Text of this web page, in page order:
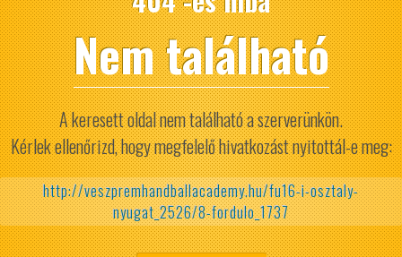
Nem található
A keresett oldal nem található a szerverünkön.
Kérlek ellenőrizd, hogy megfelelő hivatkozást nyitottál-e meg:
http://veszpremhandballacademy.hu/fu16-i-osztaly-
nyugat_2526/8-fordulo_1737